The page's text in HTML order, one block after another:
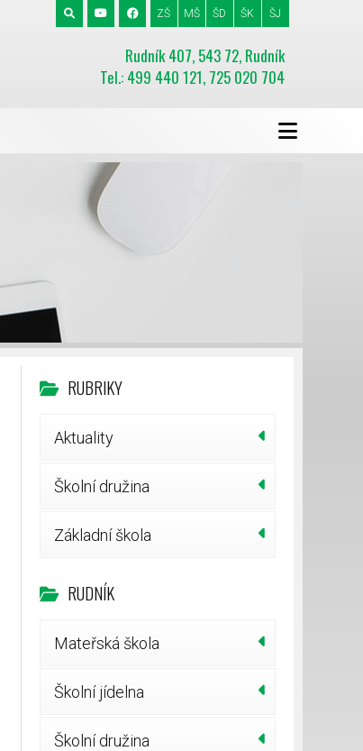
Rudník 407, 543 72, Rudník
Tel.: 499 440 121, 725 020 704
ZŠ MŠ ŠD ŠK ŠJ
RUBRIKY
Aktuality
Školní družina
Základní škola
RUDNÍK
Mateřská škola
Školní jídelna
Školní družina